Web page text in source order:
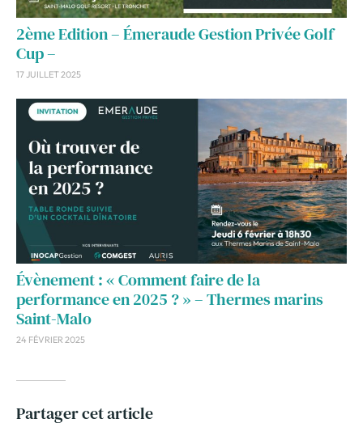
2ème Edition – Émeraude Gestion Privée Golf
Cup –
17 JUILLET 2025
Évènement : « Comment faire de la
performance en 2025 ? » – Thermes marins
Saint-Malo
24 FÉVRIER 2025
Partager cet article